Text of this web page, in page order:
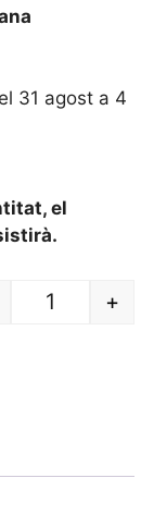
31 agost a 4
el
Escoleta
+